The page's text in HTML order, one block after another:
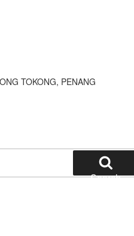
TOKONG, PENANG
Search